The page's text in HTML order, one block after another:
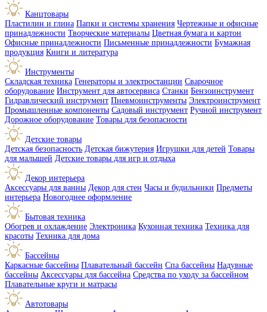
Канцтовары
Пластилин и глина Папки и системы хранения Чертежные и офисные
принадлежности Творческие материалы Цветная бумага и картон
Офисные принадлежности Письменные принадлежности Бумажная
продукция Книги и литература
Инструменты
Складская техника Генераторы и электростанции Сварочное
оборудование Инструмент для автосервиса Станки Бензоинструмент
Гидравлический инструмент Пневмоинструменты Электроинструмент
Промышленные компоненты Садовый инструмент Ручной инструмент
Дорожное оборудование Товары для безопасности
Детские товары
Детская безопасность Детская бижутерия Игрушки для детей Товары
для малышей Детские товары для игр и отдыха
Декор интерьера
Аксессуары для ванны Декор для стен Часы и будильники Предметы
интерьера Новогоднее оформление
Бытовая техника
Обогрев и охлаждение Электроника Кухонная техника Техника для
красоты Техника для дома
Бассейны
Каркасные бассейны Плавательный бассейн Спа бассейны Надувные
бассейны Аксессуары для бассейна Средства по уходу за бассейном
Плавательные круги и матрасы
Автотовары